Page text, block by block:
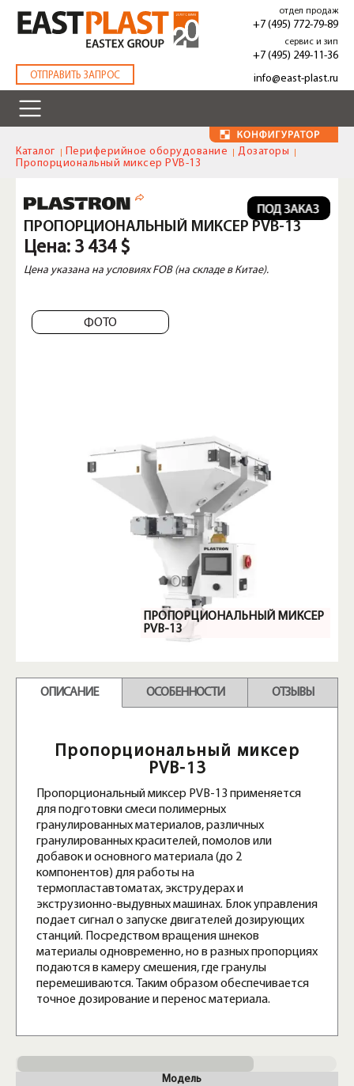
основному
содержанию
ОТПРАВИТЬ ЗАПРОС
отдел продаж
+7 (495) 772-79-89
сервис и зип
+7 (495) 249-11-36
info@east-plast.ru
Каталог Периферийное оборудование
Дозаторы
Пропорциональный миксер PVB-13
ПРОПОРЦИОНАЛЬНЫЙ МИКСЕР PVB-13
Цена: 3 434 $
Цена указана на условиях FOB (на складе в Китае).
ФОТО
ПРОПОРЦИОНАЛЬНЫЙ МИКСЕР
PVB-13
ОПИСАНИЕ ОСОБЕННОСТИ ОТЗЫВЫ
Пропорциональный миксер
PVB-13
Пропорциональный миксер PVB-13 применяется
для подготовки смеси полимерных
гранулированных материалов, различных
гранулированных красителей, помолов или
добавок и основного материала (до 2
компонентов) для работы на
термопластавтоматах, экструдерах и
экструзионно-выдувных машинах. Блок управления
подает сигнал о запуске двигателей дозирующих
станций. Посредством вращения шнеков
материалы одновременно, но в разных пропорциях
подаются в камеру смешения, где гранулы
перемешиваются. Таким образом обеспечивается
точное дозирование и перенос материала.
Модель